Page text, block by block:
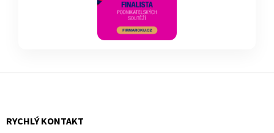
Z
RYCHLÝ KONTAKT